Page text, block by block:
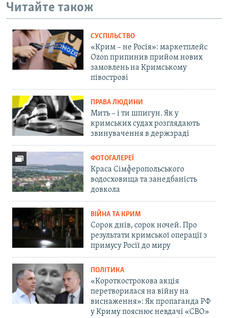
Читайте також
СУСПІЛЬСТВО
«Крим – не Росія»: маркетплейс
Ozon припинив прийом нових
замовлень на Кримському
півострові
ПРАВА ЛЮДИНИ
Мить – і ти шпигун. Як у
кримських судах розглядають
звинувачення в держзраді
ФОТОГАЛЕРЕЇ
Краса Сімферопольського
водосховища та занедбаність
довкола
ВІЙНА ТА КРИМ
Сорок днів, сорок ночей. Про
результати кримської операції з
примусу Росії до миру
ПОЛІТИКА
«Короткострокова акція
перетворилася на війну на
виснаження»: Як пропаганда РФ
у Криму пояснює невдачі «СВО»